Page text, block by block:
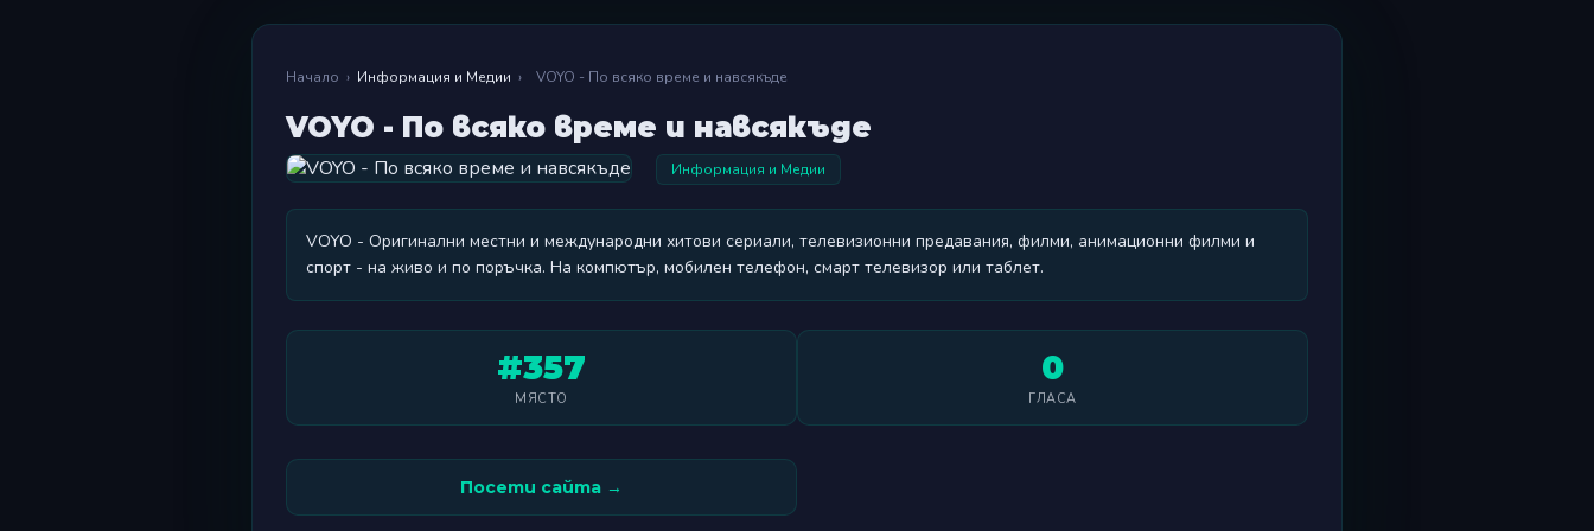
Начало › Информация и Медии › VOYO - По всяко време и навсякъде
VOYO - По всяко време и навсякъде
Информация и Медии
VOYO - Оригинални местни и международни хитови сериали, телевизионни предавания, филми, анимационни филми и
спорт - на живо и по поръчка. На компютър, мобилен телефон, смарт телевизор или таблет.
#357
МЯСТО
0
ГЛАСА
Посети сайта →